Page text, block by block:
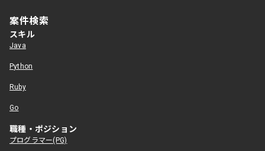
案件検索
スキル
Java
Python
Ruby
Go
職種・ポジション
プログラマー(PG)